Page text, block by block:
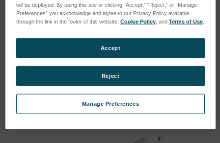
SKU : SPK-TCM-034
connaître les tarifs
SPK-TCM-014
SKU : SPK-TCM-014
Connectez-vous pour
connaître les tarifs
will be deployed. By using this site or clicking “Accept,” “Reject,” or “Manage
Preferences” you acknowledge and agree to our Privacy Policy available
through the link in the footer of this website,Cookie Policy , andTerms of Use
Manage Preferences
Reject
Accept